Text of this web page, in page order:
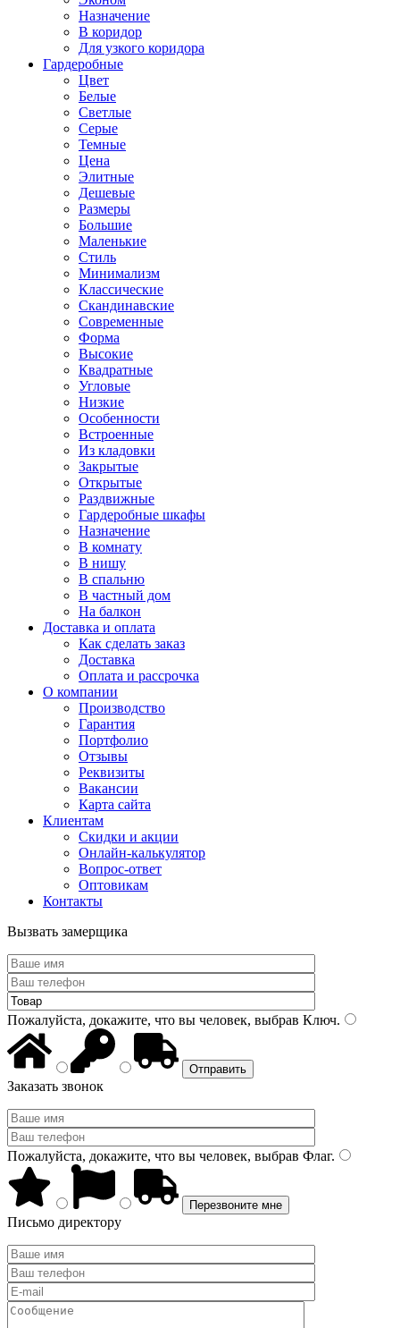
Назначение
В коридор
Для узкого коридора
Гардеробные
Цвет
Белые
Светлые
Серые
Темные
Цена
Элитные
Дешевые
Размеры
Большие
Маленькие
Стиль
Минимализм
Классические
Скандинавские
Современные
Форма
Высокие
Квадратные
Угловые
Низкие
Особенности
Встроенные
Из кладовки
Закрытые
Открытые
Раздвижные
Гардеробные шкафы
Назначение
В комнату
В нишу
В спальню
В частный дом
На балкон
Доставка и оплата
Как сделать заказ
Доставка
Оплата и рассрочка
О компании
Производство
Гарантия
Портфолио
Отзывы
Реквизиты
Вакансии
Карта сайта
Клиентам
Скидки и акции
Онлайн-калькулятор
Вопрос-ответ
Оптовикам
Контакты
Вызвать замерщика
Пожалуйста, докажите, что вы человек, выбрав Ключ.
Заказать звонок
Пожалуйста, докажите, что вы человек, выбрав Флаг.
Письмо директору